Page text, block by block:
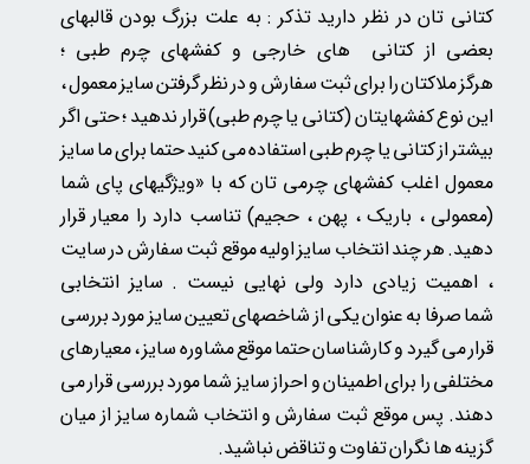
کتانی تان در نظر دارید تذکر : به علت بزرگ بودن قالبهای
بعضی از کتانی های خارجی و کفشهای چرم طبی ؛
هرگز ملاکتان را برای ثبت سفارش و در نظر گرفتن سایز معمول ،
این نوع کفشهایتان (کتانی یا چرم طبی) قرار ندهید ؛ حتی اگر
بیشتر از کتانی یا چرم طبی استفاده می کنید حتما برای ما سایز
معمول اغلب کفشهای چرمی تانکه با «ویژگیهای پای شما
(معمولی ، باریک ، پهن ، حجیم) تناسب دارد را معیار قرار
دهید. هر چند انتخاب سایز اولیه موقع ثبت سفارش در سایت
، اهمیت زیادی دارد ولی نهایی نیست . سایز انتخابی
شما صرفا به عنوان یکی از شاخصهای تعیین سایز مورد بررسی
قرار می گیرد و کارشناسان حتما موقع مشاوره سایز ، معیارهای
مختلفی را برای اطمینان و احراز سایز شما مورد بررسی قرار می
دهند. پس موقع ثبت سفارش و انتخاب شماره سایز از میان
گزینه ها نگران تفاوت و تناقض نباشید.